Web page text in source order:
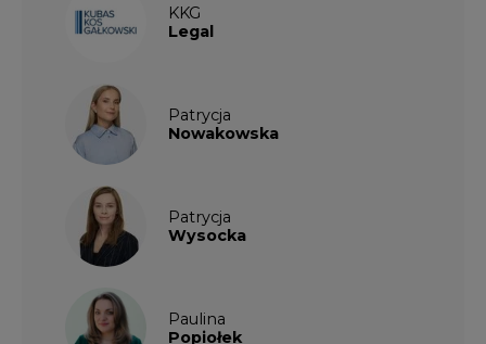
KKG
Legal
Patrycja
Nowakowska
Patrycja
Wysocka
Paulina
Popiołek